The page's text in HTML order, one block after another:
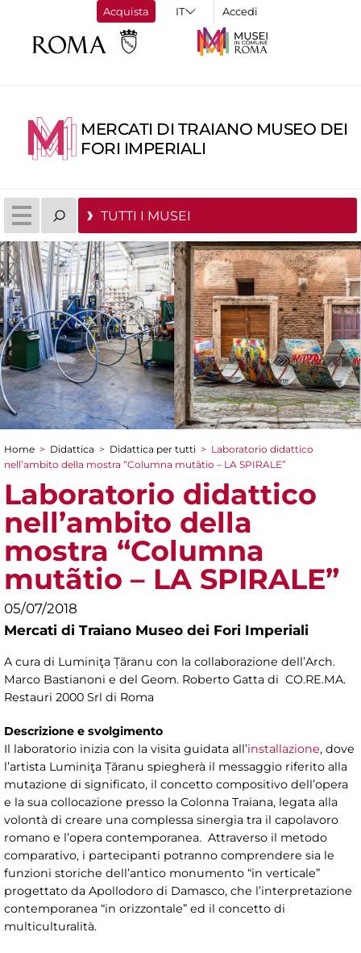
Acquista Accedi
MERCATI DI TRAIANO MUSEO DEI
FORI IMPERIALI
TUTTI I MUSEI
Tu sei qui
Home > Didattica > Didattica per tutti > Laboratorio didattico
nell’ambito della mostra “Columna mutãtio – LA SPIRALE”
Laboratorio didattico
nell’ambito della
mostra “Columna
mutãtio – LA SPIRALE”
05/07/2018
Mercati di Traiano Museo dei Fori Imperiali
A cura di Luminiţa Țăranu con la collaborazione dell’Arch.
Marco Bastianoni e del Geom. Roberto Gatta di CO.RE.MA.
Restauri 2000 Srl di Roma
Descrizione e svolgimento
Il laboratorio inizia con la visita guidata all’installazione, dove
l’artista Luminiţa Țăranu spiegherà il messaggio riferito alla
mutazione di significato, il concetto compositivo dell’opera
e la sua collocazione presso la Colonna Traiana, legata alla
volontà di creare una complessa sinergia tra il capolavoro
romano e l’opera contemporanea. Attraverso il metodo
comparativo, i partecipanti potranno comprendere sia le
funzioni storiche dell’antico monumento “in verticale”
progettato da Apollodoro di Damasco, che l’interpretazione
contemporanea “in orizzontale” ed il concetto di
multiculturalità.